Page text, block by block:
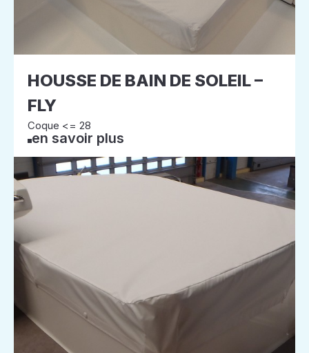
HOUSSE DE BAIN DE SOLEIL –
FLY
Coque <= 28
en savoir plus